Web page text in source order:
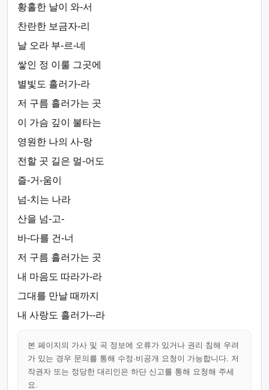
황홀한 날이 와-서
찬란한 보금자-리
날 오라 부-르-네
쌓인 정 이룰 그곳에
별빛도 흘러가-라
저 구름 흘러가는 곳
이 가슴 깊이 불타는
영원한 나의 사-랑
전할 곳 길은 멀-어도
즐-거-움이
넘-치는 나라
산을 넘-고-
바-다를 건-너
저 구름 흘러가는 곳
내 마음도 따라가-라
그대를 만날 때까지
내 사랑도 흘러가--라
본 페이지의 가사 및 곡 정보에 오류가 있거나 권리 침해 우려
가 있는 경우 문의를 통해 수정·비공개 요청이 가능합니다. 저
작권자 또는 정당한 대리인은 하단 신고를 통해 요청해 주세
요.